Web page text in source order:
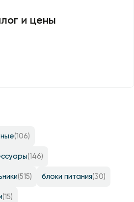
и цены
(106)
(146)
(515) блоки питания(30)
(15)